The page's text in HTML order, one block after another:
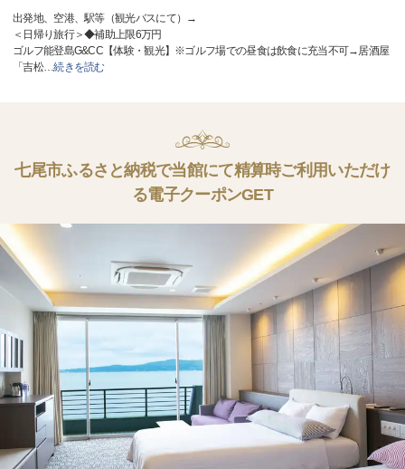
出発地、空港、駅等（観光バスにて）→
＜日帰り旅行＞◆補助上限6万円
ゴルフ能登島G&CC【体験・観光】※ゴルフ場での昼食は飲食に充当不可→居酒屋
「吉松…続きを読む
七尾市ふるさと納税で当館にて精算時ご利用いただけ
る電子クーポンGET